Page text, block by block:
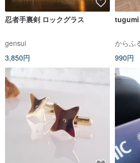
忍者手裏剣 ロックグラス
gensui
3,850円
tugumi
からふ
990円